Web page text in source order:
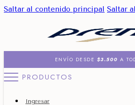
Saltar al contenido principal Saltar
ENVÍO DESDE $3.500 A
PRODUCTOS
Ingresar